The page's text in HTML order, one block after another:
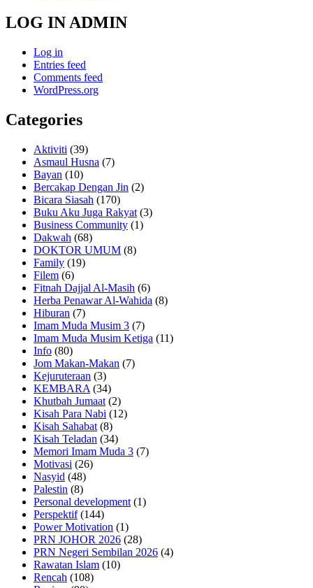
LOG IN ADMIN
Log in
Entries feed
Comments feed
WordPress.org
Categories
Aktiviti (39)
Asmaul Husna (7)
Bayan (10)
Bercakap Dengan Jin (2)
Bicara Siasah (170)
Buku Aku Juga Rakyat (3)
Business Community (1)
Dakwah (68)
DOKTOR UMUM (8)
Family (19)
Filem (6)
Fitnah Dajjal Al-Masih (6)
Herba Penawar Al-Wahida (8)
Hiburan (7)
Imam Muda Musim 3 (7)
Imam Muda Musim Ketiga (11)
Info (80)
Jom Makan-Makan (7)
Kejuruteraan (3)
KEMBARA (34)
Khutbah Jumaat (2)
Kisah Para Nabi (12)
Kisah Sahabat (8)
Kisah Teladan (34)
Memori Imam Muda 3 (7)
Motivasi (26)
Nasyid (48)
Palestin (8)
Personal development (1)
Perspektif(144)
Power Motivation (1)
PRN JOHOR 2026 (28)
PRN Negeri Sembilan 2026 (4)
Rawatan Islam (10)
Rencah (108)